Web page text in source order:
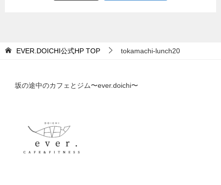
EVER.DOICHI公式HP TOP tokamachi-lunch20
坂の途中のカフェとジム〜ever.doichi〜